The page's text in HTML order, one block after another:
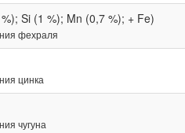
Si (1 %); Mn (0,7 %); + Fe)
фехраля
цинка
чугуна